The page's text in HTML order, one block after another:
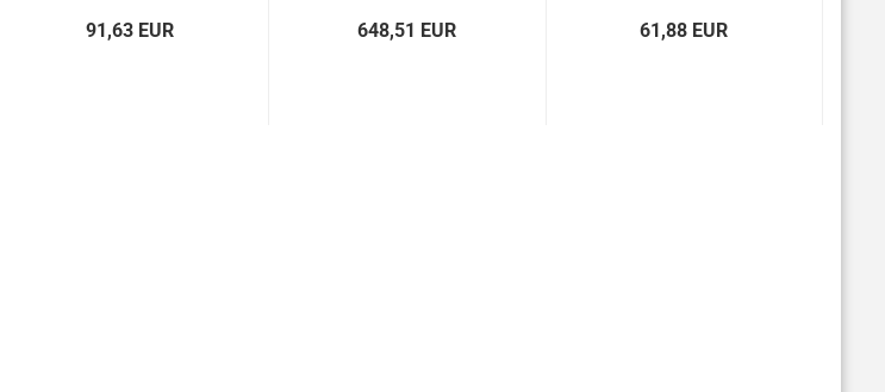
91,63 EUR 648,51 EUR 61,88 EUR